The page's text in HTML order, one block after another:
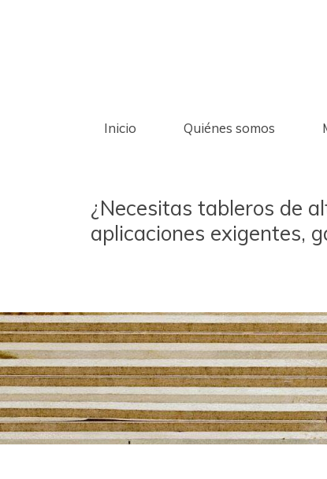
Inicio Quiénes somos
¿Necesitas tableros de
aplicaciones exigentes,